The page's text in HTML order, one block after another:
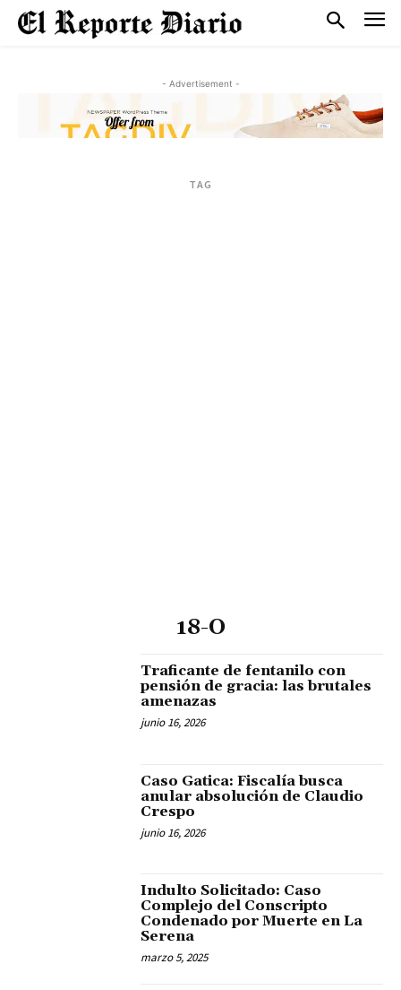
- Advertisement -
TAG
18-O
Traficante de fentanilo con
pensión de gracia: las brutales
amenazas
junio 16, 2026
Caso Gatica: Fiscalía busca
anular absolución de Claudio
Crespo
junio 16, 2026
Indulto Solicitado: Caso
Complejo del Conscripto
Condenado por Muerte en La
Serena
marzo 5, 2025